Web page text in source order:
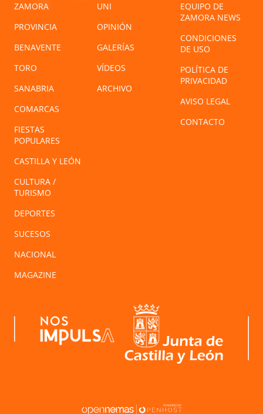
ZAMORA
PROVINCIA
BENAVENTE
TORO
SANABRIA
COMARCAS
FIESTAS
POPULARES
CASTILLA Y LEÓN
CULTURA /
TURISMO
DEPORTES
SUCESOS
NACIONAL
MAGAZINE
UNI
OPINIÓN
GALERÍAS
VÍDEOS
ARCHIVO
EQUIPO DE
ZAMORA NEWS
CONDICIONES
DE USO
POLÍTICA DE
PRIVACIDAD
AVISO LEGAL
CONTACTO